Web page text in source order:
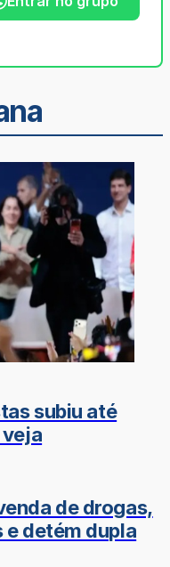
subiu até
de drogas,
detém dupla